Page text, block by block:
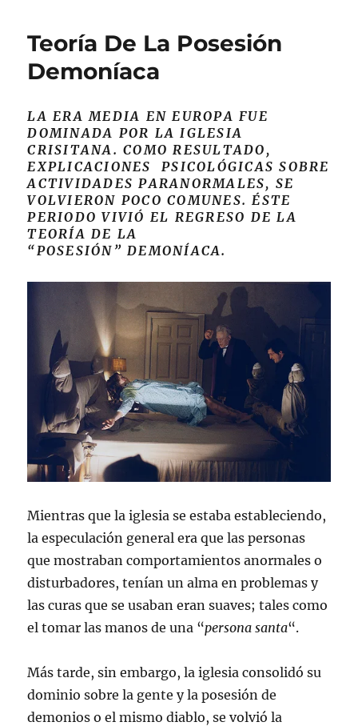
Teoría De La Posesión
Demoníaca
LA ERA MEDIA EN EUROPA FUE
DOMINADA POR LA IGLESIA
CRISITANA. COMO RESULTADO,
EXPLICACIONES PSICOLÓGICAS SOBRE
ACTIVIDADES PARANORMALES, SE
VOLVIERON POCO COMUNES. ÉSTE
PERIODO VIVIÓ EL REGRESO DE LA
TEORÍA DE LA
“POSESIÓN” DEMONÍACA.
Mientras que la iglesia se estaba estableciendo,
la especulación general era que las personas
que mostraban comportamientos anormales o
disturbadores, tenían un alma en problemas y
las curas que se usaban eran suaves; tales como
el tomar las manos de una “persona santa“.
Más tarde, sin embargo, la iglesia consolidó su
dominio sobre la gente y la posesión de
demonios o el mismo diablo, se volvió la